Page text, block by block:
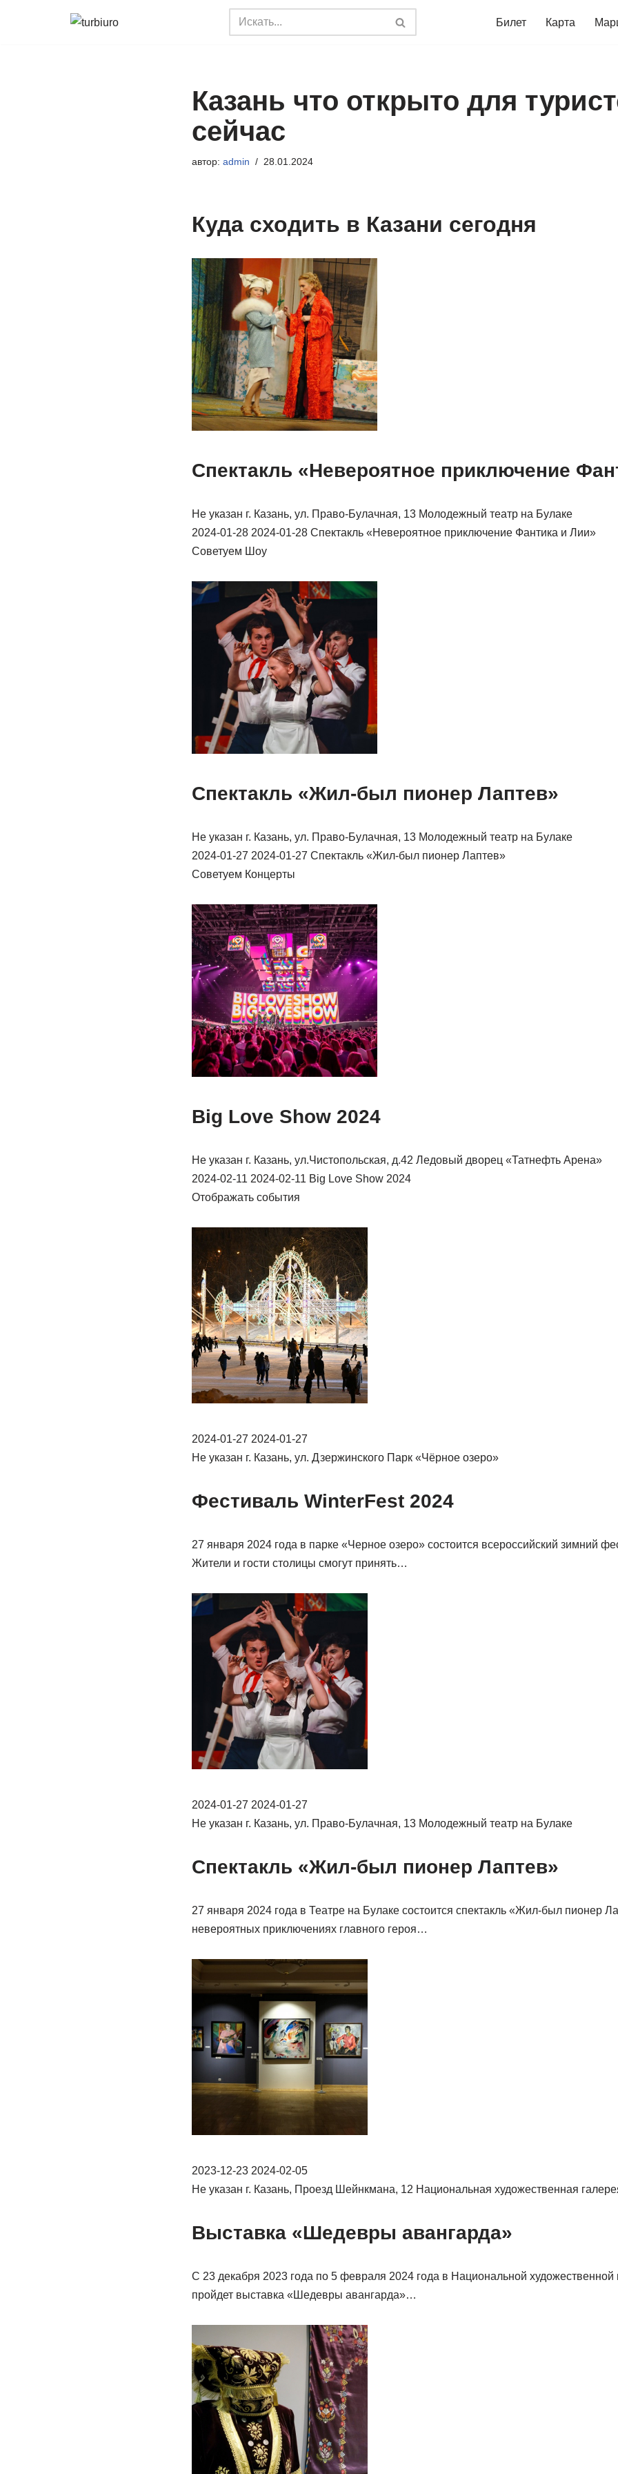
Билет Карта
Казань что открыто для
сейчас
автор: admin 28.01.2024
Куда сходить в Казани сегодня
Спектакль «Невероятное приключение
Не указан г. Казань, ул. Право-Булачная, 13 Молодежный театр на Булаке
2024-01-28 2024-01-28 Спектакль «Невероятное приключение Фантика и Лии»
Советуем Шоу
Спектакль «Жил-был пионер Лаптев»
Не указан г. Казань, ул. Право-Булачная, 13 Молодежный театр на Булаке
2024-01-27 2024-01-27 Спектакль «Жил-был пионер Лаптев»
Советуем Концерты
Big Love Show 2024
Не указан г. Казань, ул.Чистопольская, д.42 Ледовый дворец «Татнефть Арена»
2024-02-11 2024-02-11 Big Love Show 2024
Отображать события
2024-01-27 2024-01-27
Не указан г. Казань, ул. Дзержинского Парк «Чёрное озеро»
Фестиваль WinterFest 2024
27 января 2024 года в парке «Черное озеро» состоится всероссийский зимний
Жители и гости столицы смогут принять…
2024-01-27 2024-01-27
Не указан г. Казань, ул. Право-Булачная, 13 Молодежный театр на Булаке
Спектакль «Жил-был пионер Лаптев»
27 января 2024 года в Театре на Булаке состоится спектакль «Жил-был пионер
невероятных приключениях главного героя…
2023-12-23 2024-02-05
Не указан г. Казань, Проезд Шейнкмана, 12 Национальная художественная
Выставка «Шедевры авангарда»
С 23 декабря 2023 года по 5 февраля 2024 года в Национальной художественной
пройдет выставка «Шедевры авангарда»…